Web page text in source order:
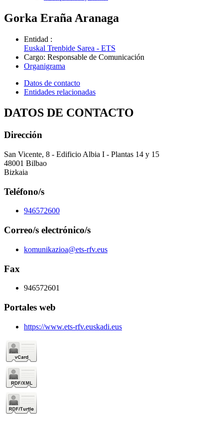
Gorka Eraña Aranaga
Entidad :
Euskal Trenbide Sarea - ETS
Cargo: Responsable de Comunicación
Organigrama
Datos de contacto
Entidades relacionadas
DATOS DE CONTACTO
Dirección
San Vicente, 8 - Edificio Albia I - Plantas 14 y 15
48001 Bilbao
Bizkaia
Teléfono/s
946572600
Correo/s electrónico/s
komunikazioa@ets-rfv.eus
Fax
946572601
Portales web
https://www.ets-rfv.euskadi.eus